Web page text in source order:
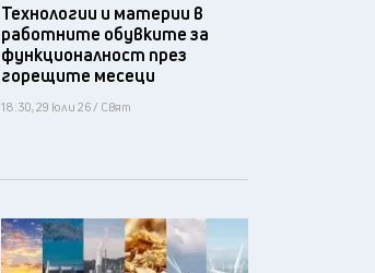
Технологии и материи в
работните обувките за
функционалност през
горещите месеци
18:30, 29 юли 26 / Свят